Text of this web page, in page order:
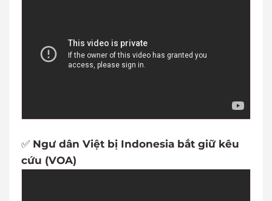
✅ Ngư dân Việt bị Indonesia bắt giữ kêu
cứu (VOA)